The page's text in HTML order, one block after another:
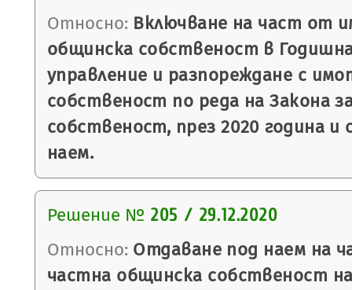
Относно: Включване на част от
общинска собственост в
управление и разпореждане с
собственост по реда на Закона
собственост, през 2020 година
наем.
Решение № 205 / 29.12.2020
Относно: Отдаване под наем на
частна общинска собственост